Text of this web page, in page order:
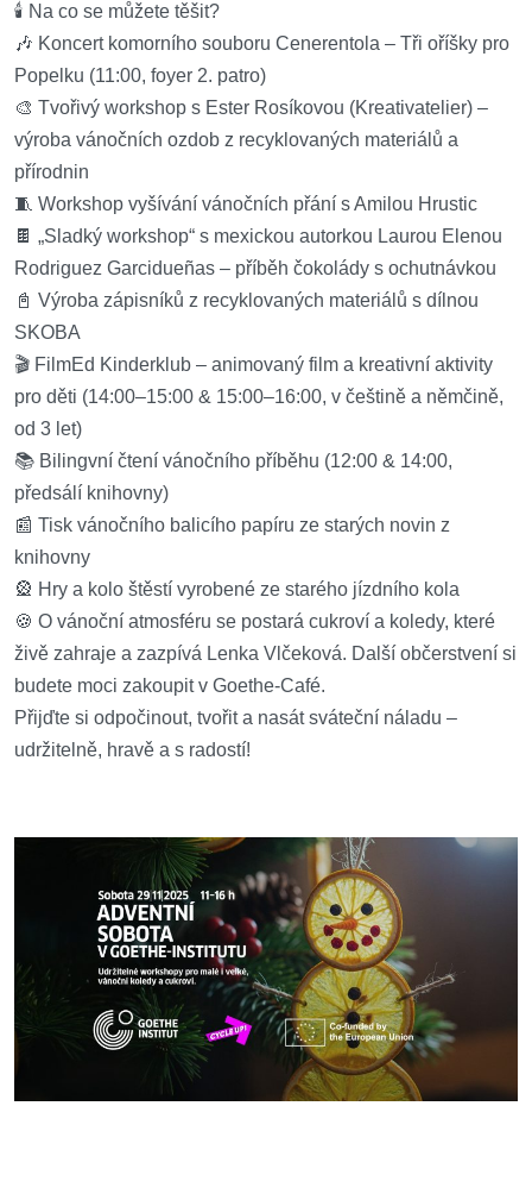
🕯️ Na co se můžete těšit?
🎶 Koncert komorního souboru Cenerentola – Tři oříšky pro
Popelku (11:00, foyer 2. patro)
🎨 Tvořivý workshop s Ester Rosíkovou (Kreativatelier) –
výroba vánočních ozdob z recyklovaných materiálů a
přírodnin
🧵 Workshop vyšívání vánočních přání s Amilou Hrustic
🍫 „Sladký workshop“ s mexickou autorkou Laurou Elenou
Rodriguez Garcidueñas – příběh čokolády s ochutnávkou
📓 Výroba zápisníků z recyklovaných materiálů s dílnou
SKOBA
🎬 FilmEd Kinderklub – animovaný film a kreativní aktivity
pro děti (14:00–15:00 & 15:00–16:00, v češtině a němčině,
od 3 let)
📚 Bilingvní čtení vánočního příběhu (12:00 & 14:00,
předsálí knihovny)
📰 Tisk vánočního balicího papíru ze starých novin z
knihovny
🎡 Hry a kolo štěstí vyrobené ze starého jízdního kola
🍪 O vánoční atmosféru se postará cukroví a koledy, které
živě zahraje a zazpívá Lenka Vlčeková. Další občerstvení si
budete moci zakoupit v Goethe-Café.
Přijďte si odpočinout, tvořit a nasát sváteční náladu –
udržitelně, hravě a s radostí!